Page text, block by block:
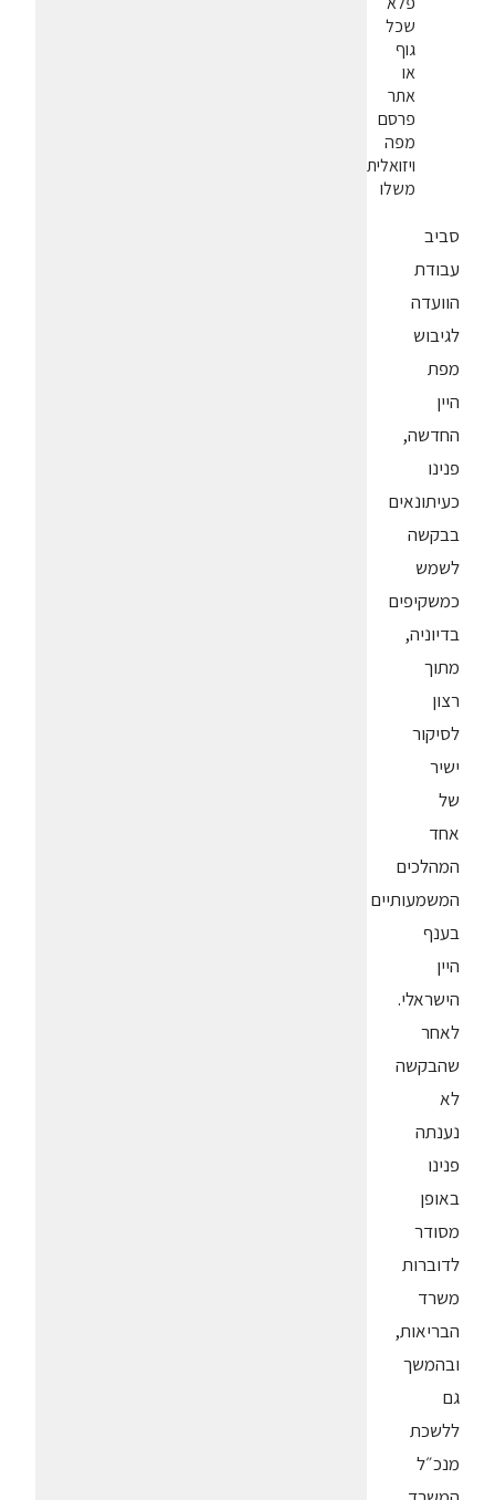
שכל
גוף
או
אתר
פרסם
מפה
ויזואלית
משלו
סביב
עבודת
הוועדה
לגיבוש
מפת
היין
החדשה,
פנינו
כעיתונאים
בבקשה
לשמש
כמשקיפים
בדיוניה,
מתוך
רצון
לסיקור
ישיר
של
אחד
המהלכים
המשמעותיים
בענף
היין
הישראלי.
לאחר
שהבקשה
לא
נענתה
פנינו
באופן
מסודר
לדוברות
משרד
הבריאות,
ובהמשך
גם
ללשכת
מנכ״ל